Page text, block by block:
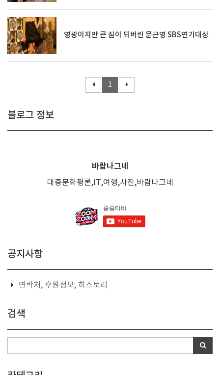
영광이지만 큰 짐이 되버린 문근영 SBS연기대상
1
블로그 정보
바람나그네
대중문화평론,IT,여행,사진,바람나그네
공지사항
연락처, 후원정보, 히스토리
검색